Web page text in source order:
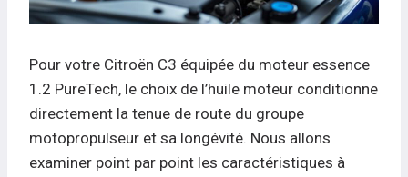
Pour votre Citroën C3 équipée du moteur essence
1.2 PureTech, le choix de l’huile moteur conditionne
directement la tenue de route du groupe
motopropulseur et sa longévité. Nous allons
examiner point par point les caractéristiques à